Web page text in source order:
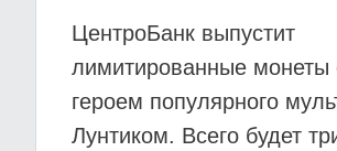
ЦентроБанк выпустит
лимитированные монеты
героем популярного
Лунтиком. Всего будет